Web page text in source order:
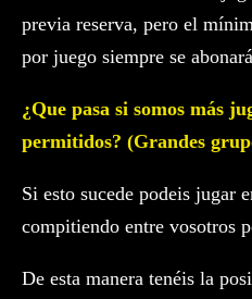
previa reserva, pero el
por juego siempre se
¿Que pasa si somos más
permitidos? (Grandes
Si esto sucede podeis jugar
compitiendo entre vosotros
De esta manera tenéis la